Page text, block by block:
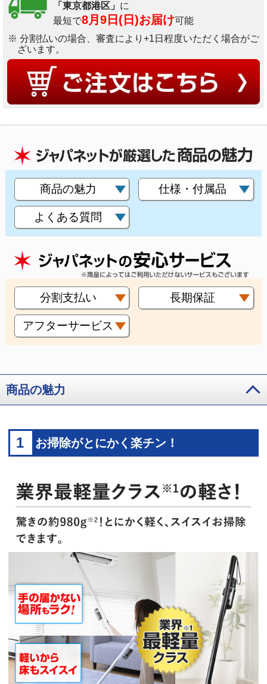
「東京都港区」 に
最短で8月9日(日)お届け可能
※ 分割払いの場合、審査により+1日程度いただく場合がご
ざいます。
商品の魅力 仕様・付属品
よくある質問
分割支払い 長期保証
アフターサービス
商品の魅力
1 お掃除がとにかく楽チン！